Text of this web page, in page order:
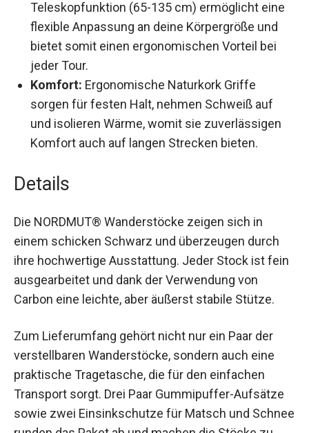
flexible Anpassung an deine Körpergröße und
bietet somit einen ergonomischen Vorteil bei
jeder Tour.
Komfort:Ergonomische Naturkork Griffe
sorgen für festen Halt, nehmen Schweiß auf
und isolieren Wärme, womit sie zuverlässigen
Komfort auch auf langen Strecken bieten.
Details
einem schicken Schwarz und überzeugen durch
ihre hochwertige Ausstattung. Jeder Stock ist
fein ausgearbeitet und dank der Verwendung von
Carbon eine leichte, aber äußerst stabile Stütze.
verstellbaren Wanderstöcke, sondern auch eine
praktische Tragetasche, die für den einfachen
Transport sorgt. Drei Paar Gummipuffer-Aufsätze
sowie zwei Einsinkschutze für Matsch und
Schnee runden das Paket ab und machen die